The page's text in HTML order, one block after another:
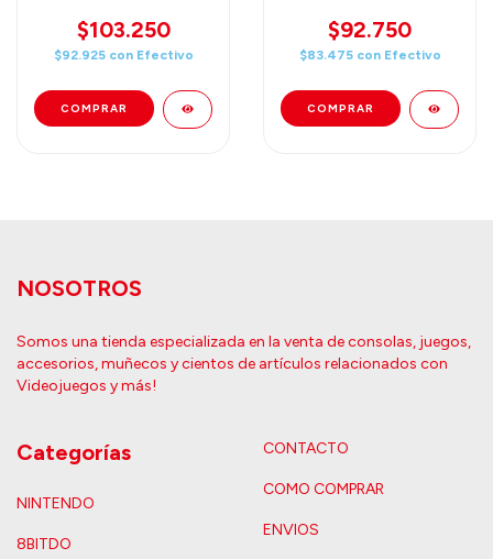
w/ 2X USB C Ports, Fast
Charging
$103.250
$92.925 con Efectivo
Power Delivery Fast
Charging
$92.750
$83.475 con Efectivo
NOSOTROS
Somos una tienda especializada en la venta de consolas, juegos,
accesorios, muñecos y cientos de artículos relacionados con
Videojuegos y más!
Categorías
NINTENDO
8BITDO
CONTACTO
COMO COMPRAR
ENVIOS